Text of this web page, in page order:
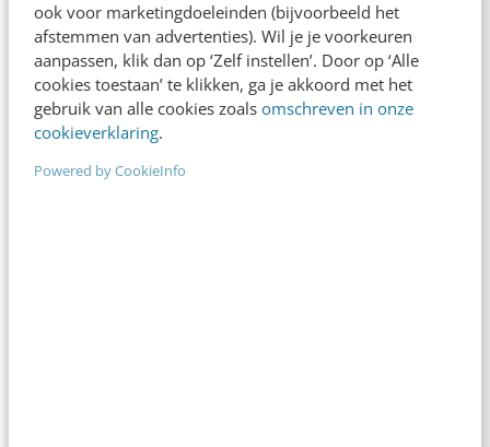
ook voor marketingdoeleinden (bijvoorbeeld het
afstemmen van advertenties). Wil je je voorkeuren
aanpassen, klik dan op ‘Zelf instellen’. Door op ‘Alle
cookies toestaan’ te klikken, ga je akkoord met het
gebruik van alle cookies zoals omschreven in onze
cookieverklaring.
Powered by CookieInfo